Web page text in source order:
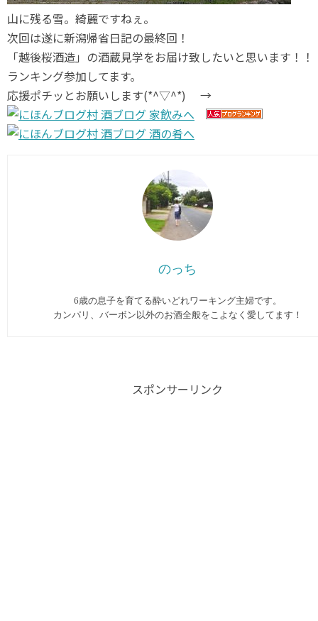
山に残る雪。綺麗ですねぇ。
次回は遂に新潟帰省日記の最終回！
「越後桜酒造」の酒蔵見学をお届け致したいと思います！！
ランキング参加してます。
応援ポチッとお願いします(*^▽^*) →
のっち
6歳の息子を育てる酔いどれワーキング主婦です。
カンパリ、バーボン以外のお酒全般をこよなく愛してます︎！
スポンサーリンク